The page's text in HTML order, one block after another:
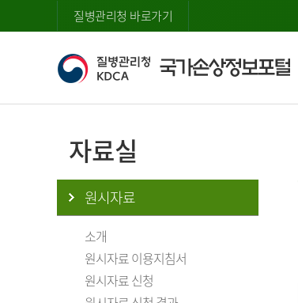
질병관리청 바로가기
자료실
원시자료
소개
원시자료 이용지침서
원시자료 신청